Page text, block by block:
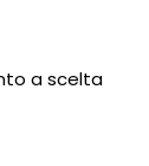
a scelta